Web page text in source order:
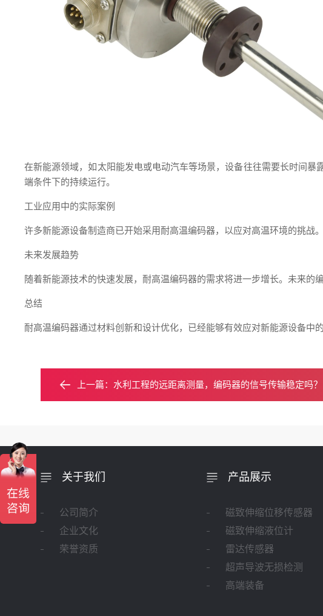
在新能源领域，如太阳能发电或电动汽车等场景，设备往往需要长时间
端条件下的持续运行。
工业应用中的实际案例
许多新能源设备制造商已开始采用耐高温编码器，以应对高温环境的挑战
未来发展趋势
随着新能源技术的快速发展，耐高温编码器的需求将进一步增长。未来的
总结
耐高温编码器通过材料创新和设计优化，已经能够有效应对新能源设备中
上一篇： 水利工程的远距离测量，编码器的信号传输稳定吗？
关于我们
公司简介
企业文化
荣誉资质
产品展示
磁致伸缩位移传感器
磁致伸缩液位计
雷达传感器
超声导波无损检测
高端装备